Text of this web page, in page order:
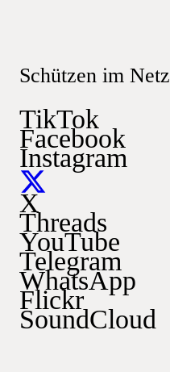
Schützen im Netz
TikTok
Facebook
Instagram
X
Threads
YouTube
Telegram
WhatsApp
Flickr
SoundCloud